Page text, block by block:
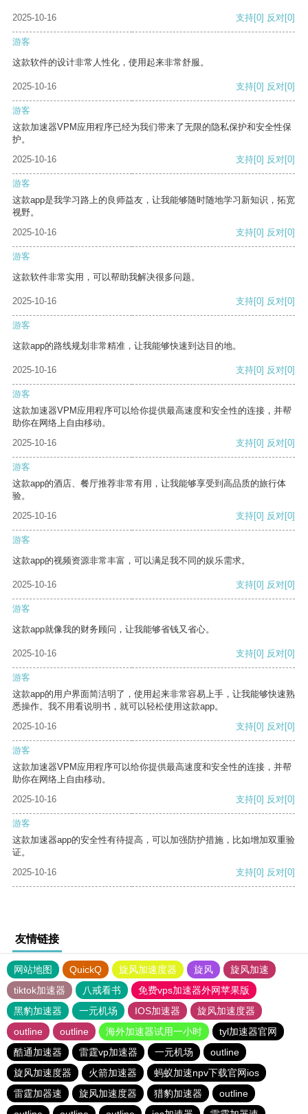
2025-10-16 支持[0] 反对[0]
游客
这款软件的设计非常人性化，使用起来非常舒服。
2025-10-16 支持[0] 反对[0]
游客
这款加速器VPM应用程序已经为我们带来了无限的隐私保护和安全性保
护。
2025-10-16
支持[0] 反对[0]
游客
这款app是我学习路上的良师益友，让我能够随时随地学习新知识，拓宽
视野。
2025-10-16
支持[0] 反对[0]
游客
这款软件非常实用，可以帮助我解决很多问题。
2025-10-16 支持[0] 反对[0]
游客
这款app的路线规划非常精准，让我能够快速到达目的地。
2025-10-16 支持[0] 反对[0]
游客
这款加速器VPM应用程序可以给你提供最高速度和安全性的连接，并帮
助你在网络上自由移动。
2025-10-16
支持[0] 反对[0]
游客
这款app的酒店、餐厅推荐非常有用，让我能够享受到高品质的旅行体
验。
2025-10-16
支持[0] 反对[0]
游客
这款app的视频资源非常丰富，可以满足我不同的娱乐需求。
2025-10-16 支持[0] 反对[0]
游客
这款app就像我的财务顾问，让我能够省钱又省心。
2025-10-16 支持[0] 反对[0]
游客
这款app的用户界面简洁明了，使用起来非常容易上手，让我能够快速熟
悉操作。我不用看说明书，就可以轻松使用这款app。
2025-10-16
支持[0] 反对[0]
游客
这款加速器VPM应用程序可以给你提供最高速度和安全性的连接，并帮
助你在网络上自由移动。
2025-10-16
支持[0] 反对[0]
游客
这款加速器app的安全性有待提高，可以加强防护措施，比如增加双重验
证。
2025-10-16
支持[0] 反对[0]
友情链接
网站地图 QuickQ 旋风加速度器 旋风
旋风加速
tiktok加速器
八戒看书
免费vps加速器外网苹果版
黑豹加速器
一元机场 IOS加速器
旋风加速度器
outline
outline 海外加速器试用一小时
tyl加速器官网
酷通加速器
雷霆vp加速器 一元机场
outline
旋风加速度器
火箭加速器
蚂蚁加速npv下载官网ios
雷霆加器速
旋风加速度器 猎豹加速器
outline